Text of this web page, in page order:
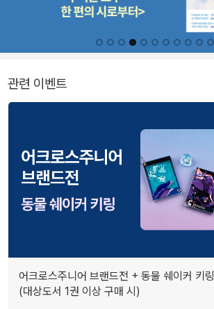
관련 이벤트
어크로스주니어 브랜드전 + 동물 쉐이커 키링
(대상도서 1권 이상 구매 시)